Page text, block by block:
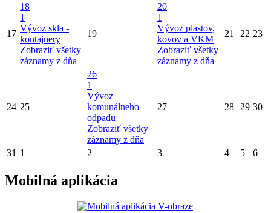
17
18
1
Vývoz skla -
kontajnery
Zobraziť všetky
záznamy z dňa
19
20
1
Vývoz plastov,
kovov a VKM
Zobraziť všetky
záznamy z dňa
21 22 23
24 25
26
1
Vývoz
komunálneho
odpadu
Zobraziť všetky
záznamy z dňa
27 28 29 30
31 1 2 3 4 5 6
Mobilná aplikácia